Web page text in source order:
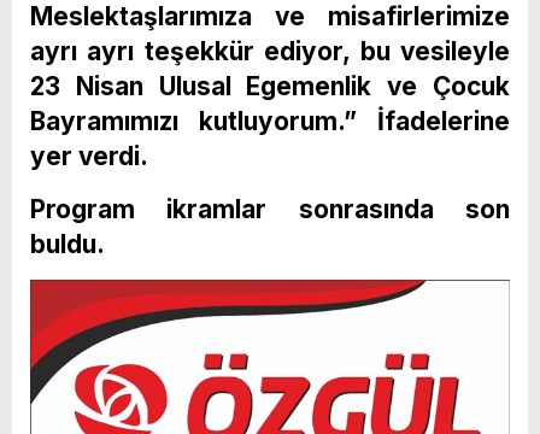
Meslektaşlarımıza ve misafirlerimize
ayrı ayrı teşekkür ediyor, bu vesileyle
23 Nisan Ulusal Egemenlik ve Çocuk
Bayramımızı kutluyorum.” İfadelerine
yer verdi.
Program ikramlar sonrasında son
buldu.